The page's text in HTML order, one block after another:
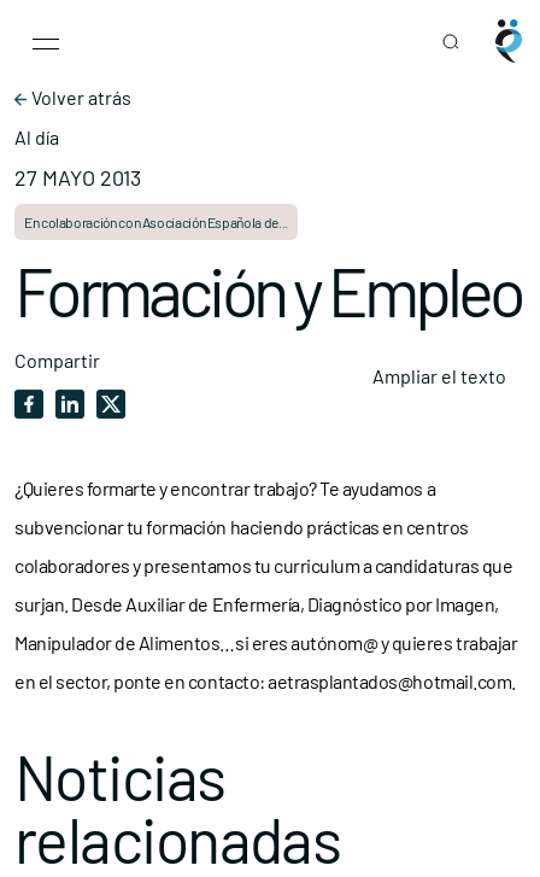
Main Navigation
Volver atrás
Al día
27 MAYO 2013
En colaboración con Asociación Española de...
Formación y Empleo
Compartir
Ampliar el texto
¿Quieres formarte y encontrar trabajo? Te ayudamos a
subvencionar tu formación haciendo prácticas en centros
colaboradores y presentamos tu curriculum a candidaturas que
surjan. Desde Auxiliar de Enfermería, Diagnóstico por Imagen,
Manipulador de Alimentos…si eres autónom@ y quieres trabajar
en el sector, ponte en contacto: aetrasplantados@hotmail.com.
Noticias
relacionadas